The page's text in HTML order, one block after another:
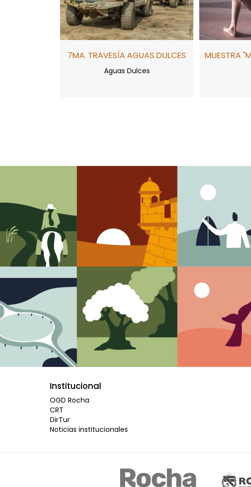
7MA. TRAVESÍA AGUAS DULCES
Aguas Dulces
MUESTRA
Institucional
OGD Rocha
CRT
DirTur
Noticias institucionales